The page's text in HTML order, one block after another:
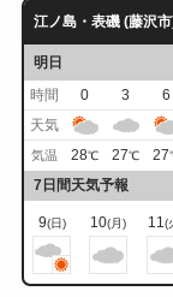
江ノ島・表磯 (藤沢
明日
時間
0 3 6
天気
気温 28℃ 27℃ 27
7日間天気予報
9(日) 10(月) 11(